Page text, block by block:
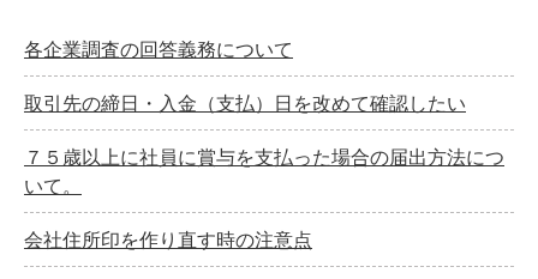
各企業調査の回答義務について
取引先の締日・入金（支払）日を改めて確認したい
７５歳以上に社員に賞与を支払った場合の届出方法につ
いて。
会社住所印を作り直す時の注意点